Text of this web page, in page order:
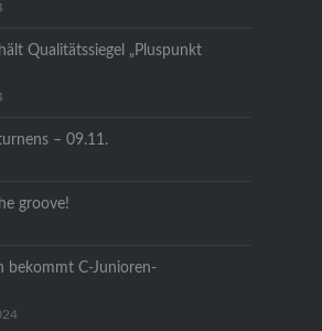
Qualitätssiegel „Pluspunkt
– 09.11.
groove!
bekommt C-Junioren-